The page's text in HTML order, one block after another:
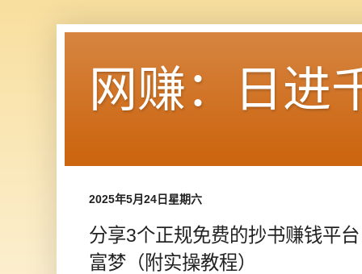
网赚：日进
2025年5月24日星期六
分享3个正规免费的抄书赚钱平
富梦（附实操教程）